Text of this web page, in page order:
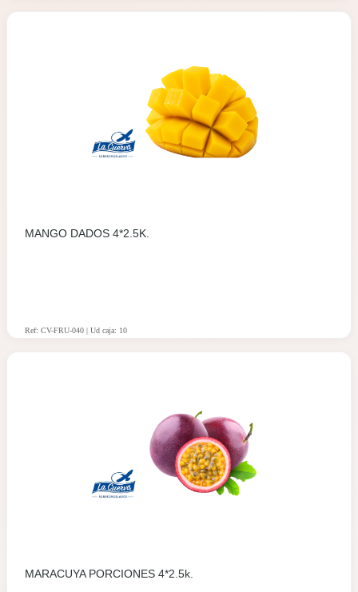
MANGO DADOS 4*2.5K.
Ref: CV-FRU-040 | Ud caja: 10
MARACUYA PORCIONES 4*2.5k.